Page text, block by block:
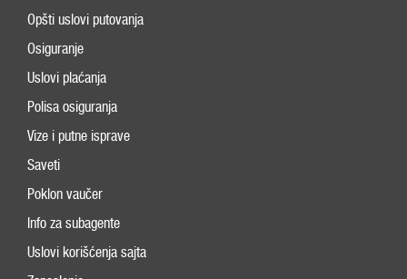
Opšti uslovi putovanja
Osiguranje
Uslovi plaćanja
Polisa osiguranja
Vize i putne isprave
Saveti
Poklon vaučer
Info za subagente
Uslovi korišćenja sajta